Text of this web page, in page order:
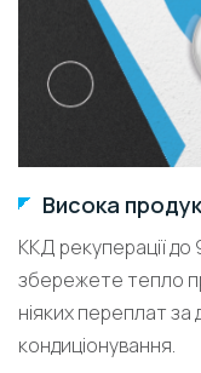
Висока
ККД рекуперації
збережете тепло
ніяких переплат за
кондиціонування.